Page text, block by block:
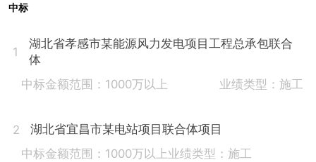
中标
1
湖北省孝感市某能源风力发电项目工程总承包联合
体
中标金额范围：1000万以上
业绩类型：施工
2
湖北省宜昌市某电站项目联合体项目
中标金额范围：1000万以上业绩类型：施工